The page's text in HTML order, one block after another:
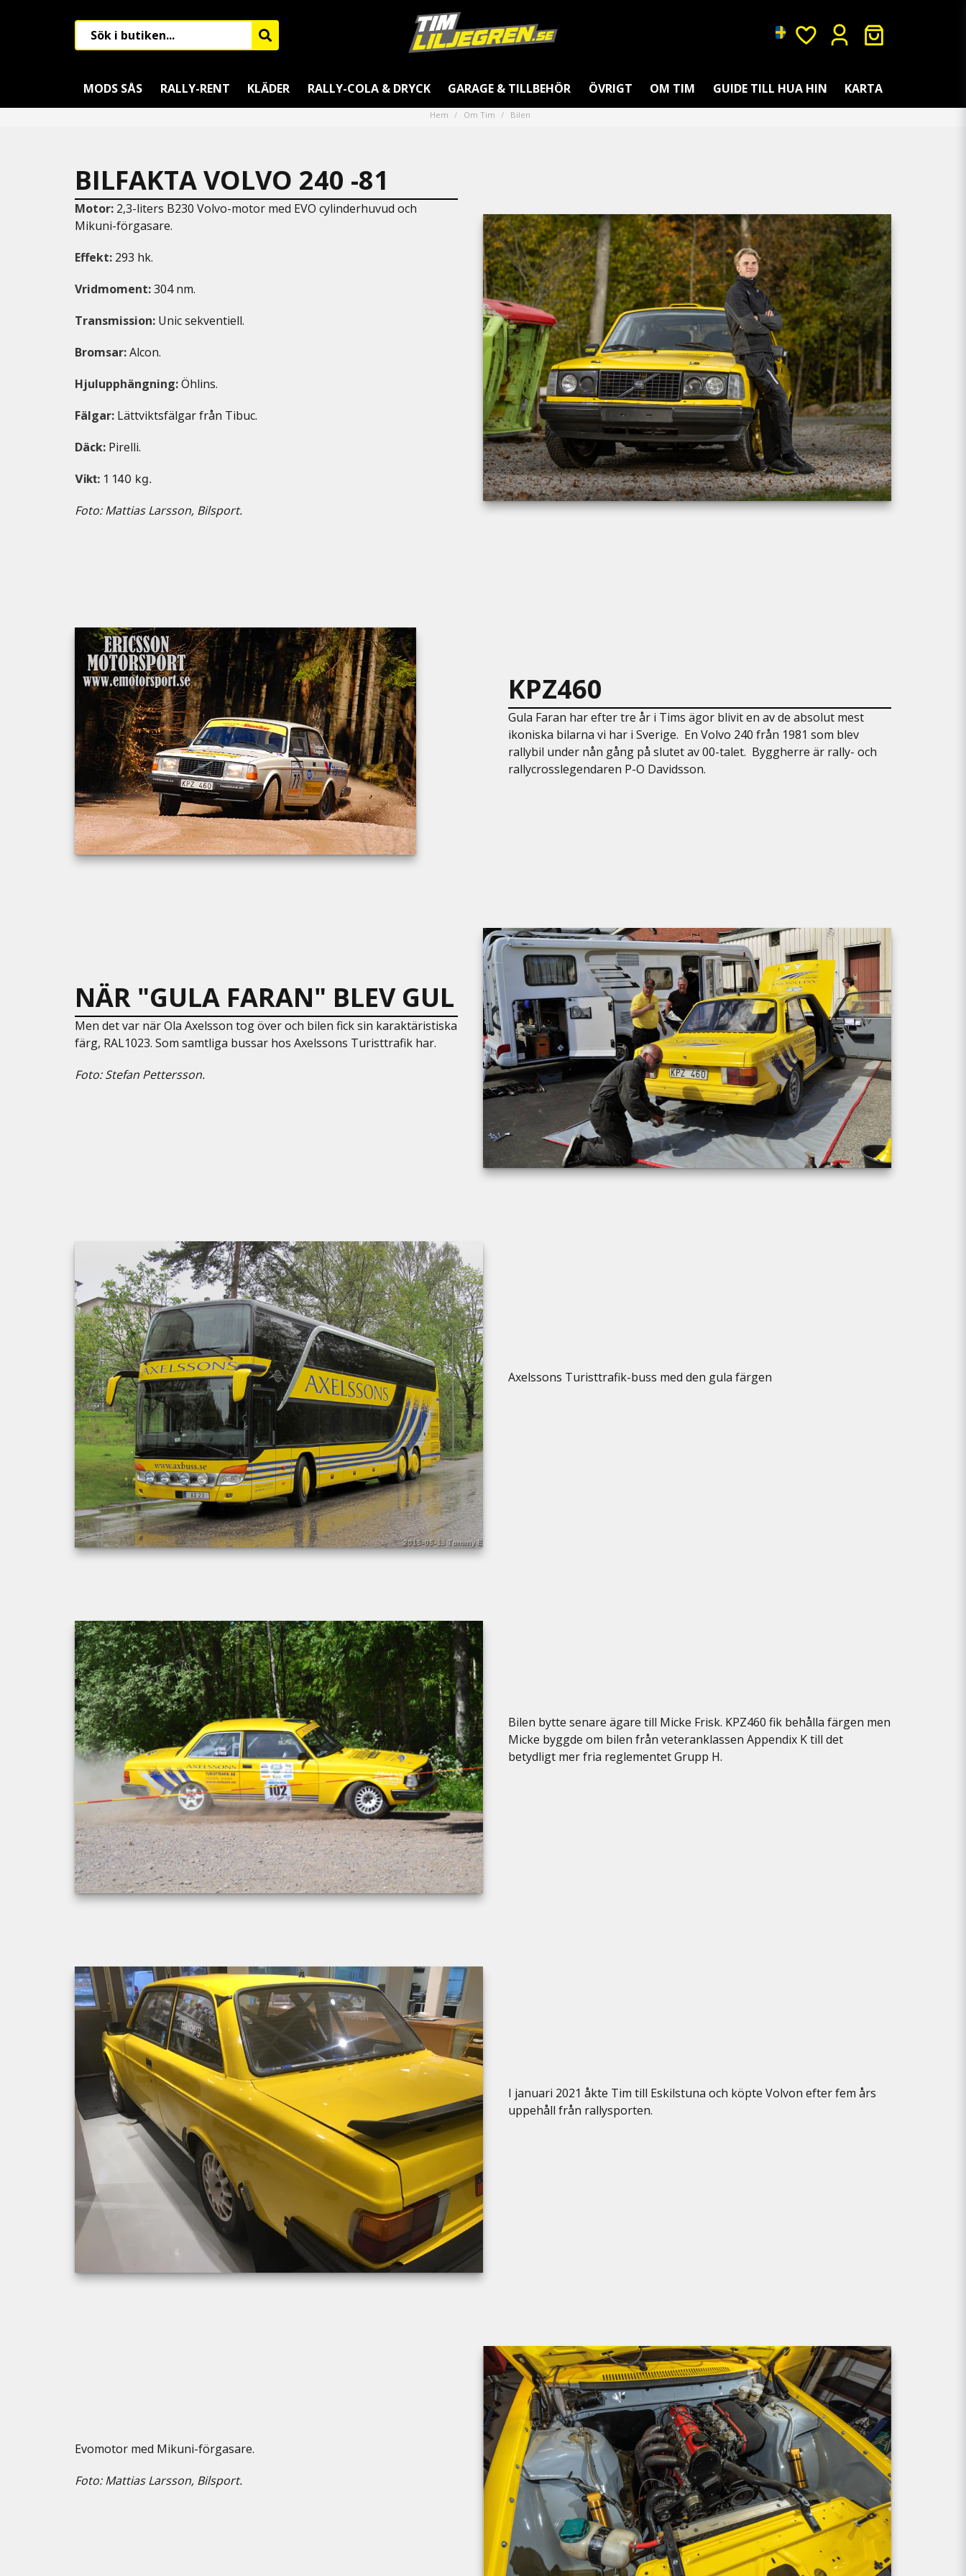
MODS SÅS RALLY-RENT KLÄDER RALLY-COLA & DRYCK GARAGE & TILLBEHÖR ÖVRIGT OM TIM GUIDE TILL HUA HIN KARTA
Hem Om Tim Bilen
BILFAKTA VOLVO 240 -81
Motor: 2,3-liters B230 Volvo-motor med EVO cylinderhuvud och
Mikuni-förgasare.
Effekt: 293 hk.
Vridmoment:304 nm.
Transmission: Unic sekventiell.
Bromsar:Alcon.
Hjulupphängning:Öhlins.
Fälgar: Lättviktsfälgar från Tibuc.
Däck: Pirelli.
Vikt: 1 140 kg.
Foto: Mattias Larsson, Bilsport.
KPZ460
Gula Faran har efter tre år i Tims ägor blivit en av de absolut mest
ikoniska bilarna vi har i Sverige. En Volvo 240 från 1981 som blev
rallybil under nån gång på slutet av 00-talet. Byggherre är rally- och
rallycrosslegendaren P-O Davidsson.
NÄR "GULA FARAN" BLEV GUL
Men det var när Ola Axelsson tog över och bilen fick sin karaktäristiska
färg, RAL1023. Som samtliga bussar hos Axelssons Turisttrafik har.
Foto: Stefan Pettersson.
Axelssons Turisttrafik-buss med den gula färgen
Bilen bytte senare ägare till Micke Frisk. KPZ460 fik behålla färgen men
Micke byggde om bilen från veteranklassen Appendix K till det
betydligt mer fria reglementet Grupp H.
I januari 2021 åkte Tim till Eskilstuna och köpte Volvon efter fem års
uppehåll från rallysporten.
Evomotor med Mikuni-förgasare.
Foto: Mattias Larsson, Bilsport.